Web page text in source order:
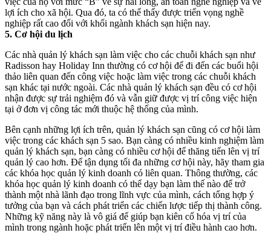
lợi ích cho xã hội. Qua đó, ta có thể thấy được triển vọng nghề
nghiệp rất cao đối với khối ngành khách sạn hiện nay.
5. Cơ hội du lịch
Các nhà quản lý khách sạn làm việc cho các chuỗi khách sạn như
Radisson hay Holiday Inn thường có cơ hội để đi đến các buổi hội
thảo liên quan đến công việc hoặc làm việc trong các chuỗi khách
sạn khác tại nước ngoài. Các nhà quản lý khách sạn đều có cơ hội
nhận được sự trải nghiệm đó và vẫn giữ được vị trí công việc hiện
tại ở đơn vị công tác mới thuộc hệ thống của mình.
Bên cạnh những lợi ích trên, quản lý khách sạn cũng có cơ hội làm
việc trong các khách sạn 5 sao. Bạn càng có nhiều kinh nghiệm làm
quản lý khách sạn, bạn càng có nhiều cơ hội để thăng tiến lên vị trí
quản lý cao hơn. Để tận dụng tối đa những cơ hội này, hãy tham gia
các khóa học quản lý kinh doanh có liên quan. Thông thường, các
khóa học quản lý kinh doanh có thể dạy bạn làm thế nào để trở
thành một nhà lãnh đạo trong lĩnh vực của mình, cách tổng hợp ý
tưởng của bạn và cách phát triển các chiến lược tiếp thị thành công.
Những kỹ năng này là vô giá để giúp bạn kiên cố hóa vị trí của
mình trong ngành hoặc phát triển lên một vị trí điều hành cao hơn.